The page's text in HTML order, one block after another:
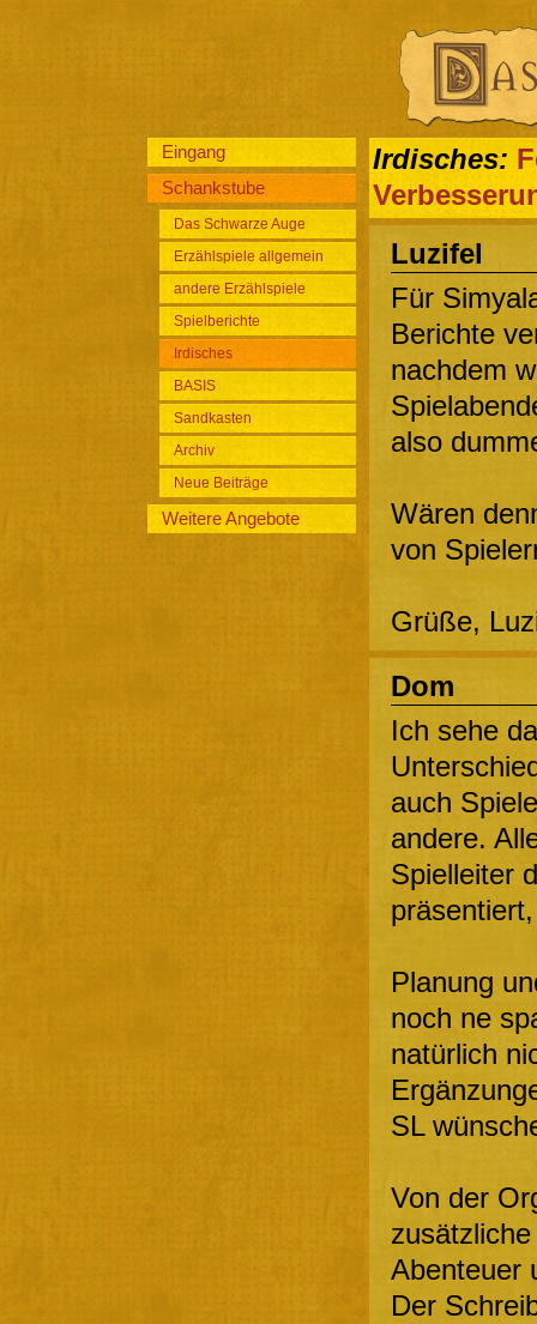
Eingang
Schankstube
Das Schwarze Auge
Erzählspiele allgemein
andere Erzählspiele
Spielberichte
Irdisches
BASIS
Sandkasten
Archiv
Neue Beiträge
Weitere Angebote
Irdisches:
Luzifel
Für
Berichte
nachdem
also
Wären
von
Grüße,
Dom
Ich sehe
auch
andere.
Spielleiter
Planung
noch ne
natürlich
SL
Von der
Abenteuer
Der